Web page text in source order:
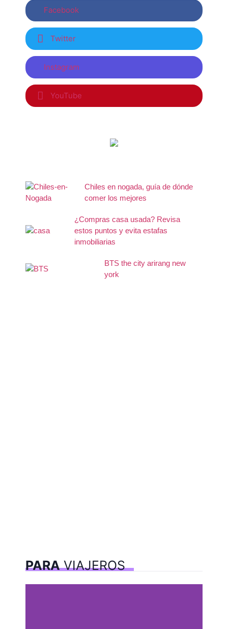
Facebook
Twitter
Instagram
YouTube
Chiles en nogada, guía de dónde
comer los mejores
¿Compras casa usada? Revisa
estos puntos y evita estafas
inmobiliarias
BTS the city arirang new
york
PARAVIAJEROS